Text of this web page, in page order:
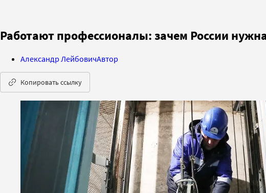
Работают профессионалы: зачем России
Александр ЛейбовичАвтор
Копировать ссылку